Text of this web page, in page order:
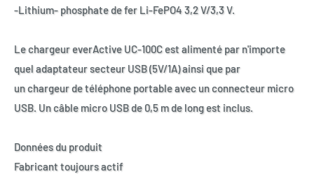
-Lithium- phosphate de fer Li-FePO4 3,2 V/3,3 V.
Le chargeur everActive UC-100C est alimenté par n'importe
quel adaptateur secteur USB (5V/1A) ainsi que par
un chargeur de téléphone portable avec un connecteur micro
USB. Un câble micro USB de 0,5 m de long est inclus.
Données du produit
Fabricant toujours actif